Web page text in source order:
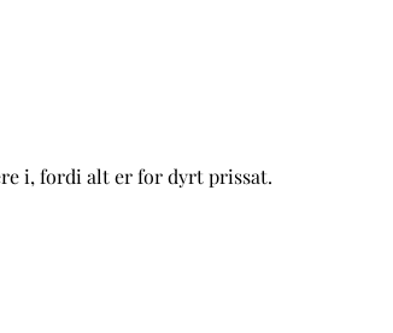
i, fordi alt er for dyrt prissat.